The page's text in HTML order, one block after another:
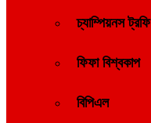
চ্যাম্পিয়নস ট্রফি
ফিফা বিশ্বকাপ
বিপিএল